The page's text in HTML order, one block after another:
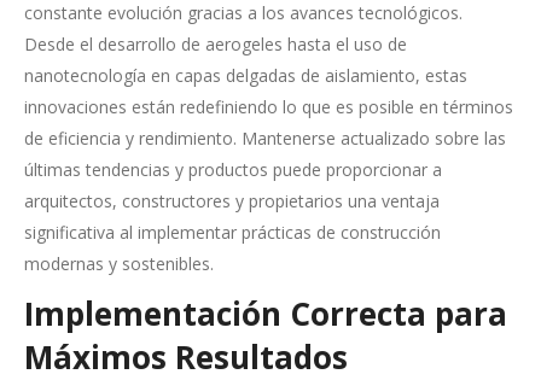
constante evolución gracias a los avances tecnológicos.
Desde el desarrollo de aerogeles hasta el uso de
nanotecnología en capas delgadas de aislamiento, estas
innovaciones están redefiniendo lo que es posible en términos
de eficiencia y rendimiento. Mantenerse actualizado sobre las
últimas tendencias y productos puede proporcionar a
arquitectos, constructores y propietarios una ventaja
significativa al implementar prácticas de construcción
modernas y sostenibles.
Implementación Correcta para
Máximos Resultados